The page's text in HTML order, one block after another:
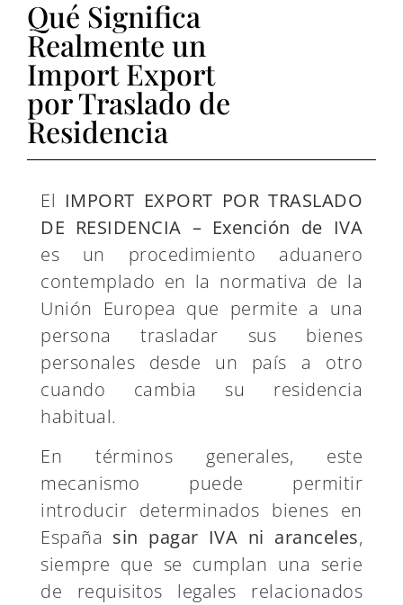
Qué Significa
Realmente un
Import Export
por Traslado de
Residencia
El IMPORT EXPORT POR TRASLADO
DE RESIDENCIA – Exención de IVA
es un procedimiento aduanero
contemplado en la normativa de la
Unión Europea que permite a una
persona trasladar sus bienes
personales desde un país a otro
cuando cambia su residencia
habitual.
En términos generales, este
mecanismo puede permitir
introducir determinados bienes en
España sin pagar IVA ni aranceles,
siempre que se cumplan una serie
de requisitos legales relacionados